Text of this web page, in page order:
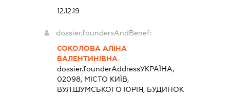
12.12.19
dossier.foundersAndBenef:
СОКОЛОВА АЛІНА
ВАЛЕНТИНІВНА
dossier.founderAddressУКРАЇНА,
02098, МІСТО КИЇВ,
ВУЛ.ШУМСЬКОГО ЮРІЯ, БУДИНОК